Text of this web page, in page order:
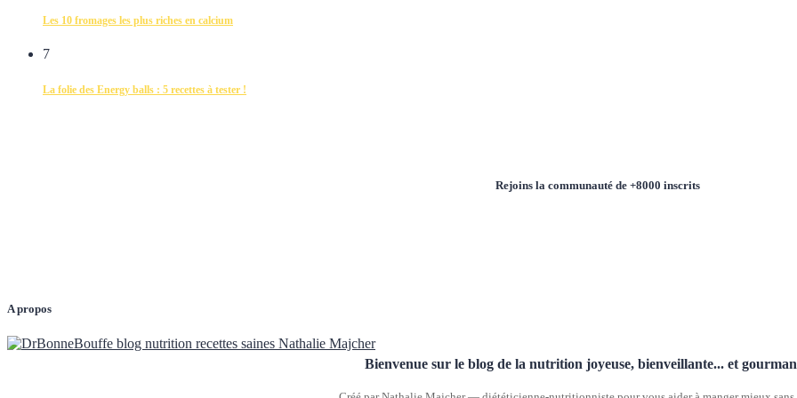
Les 10 fromages les plus riches en calcium
7
La folie des Energy balls : 5 recettes à tester !
Rejoins la communauté de +8000 inscrits
A propos
Bienvenue sur le blog de la nutrition joyeuse, bienveillante... et